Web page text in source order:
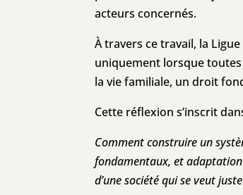
acteurs concernés.
À travers ce travail, la
uniquement lorsque
la vie familiale, un droit
Cette réflexion s’inscrit
Comment construire un
fondamentaux, et adaptation
d’une société qui se veut